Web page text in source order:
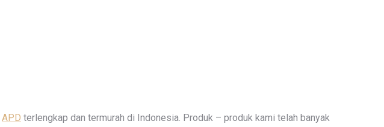
APD terlengkap dan termurah di Indonesia. Produk – produk kami telah banyak